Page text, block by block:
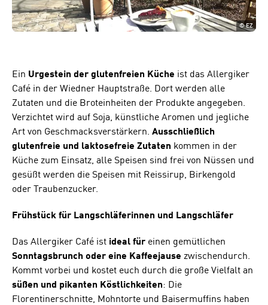
©EZ
Ein Urgestein der glutenfreien Küche ist das Allergiker
Café in der Wiedner Hauptstraße. Dort werden alle
Zutaten und die Broteinheiten der Produkte angegeben.
Verzichtet wird auf Soja, künstliche Aromen und jegliche
Art von Geschmacksverstärkern. Ausschließlich
glutenfreie und laktosefreie Zutaten kommen in der
Küche zum Einsatz, alle Speisen sind frei von Nüssen und
gesüßt werden die Speisen mit Reissirup, Birkengold
oder Traubenzucker.
Frühstück für Langschläferinnen und Langschläfer
Das Allergiker Café ist ideal für einen gemütlichen
Sonntagsbrunch oder eine Kaffeejause zwischendurch.
Kommt vorbei und kostet euch durch die große Vielfalt an
süßen und pikanten Köstlichkeiten: Die
Florentinerschnitte, Mohntorte und Baisermuffins haben